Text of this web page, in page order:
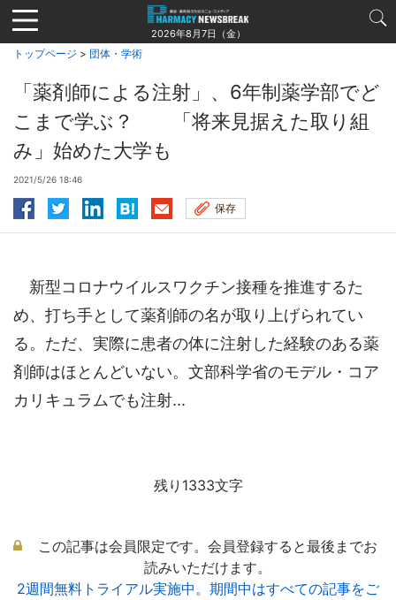
Jump
to
navigation
2026年8月7日（金）
トップページ > 団体・学術
「薬剤師による注射」、6年制薬学部でど
こまで学ぶ？ 「将来見据えた取り組
み」始めた大学も
2021/5/26 18:46
保存
新型コロナウイルスワクチン接種を推進するた
め、打ち手として薬剤師の名が取り上げられてい
る。ただ、実際に患者の体に注射した経験のある薬
剤師はほとんどいない。文部科学省のモデル・コア
カリキュラムでも注射...
残り1333文字
この記事は会員限定です。会員登録すると最後までお
読みいただけます。
2週間無料トライアル実施中。期間中はすべての記事をご